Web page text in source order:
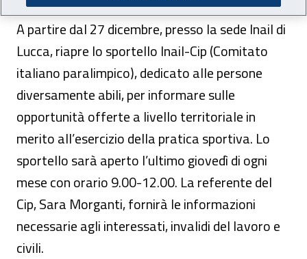
A partire dal 27 dicembre, presso la sede Inail di
Lucca, riapre lo sportello Inail-Cip (Comitato
italiano paralimpico), dedicato alle persone
diversamente abili, per informare sulle
opportunità offerte a livello territoriale in
merito all’esercizio della pratica sportiva. Lo
sportello sarà aperto l’ultimo giovedì di ogni
mese con orario 9.00-12.00. La referente del
Cip, Sara Morganti, fornirà le informazioni
necessarie agli interessati, invalidi del lavoro e
civili.